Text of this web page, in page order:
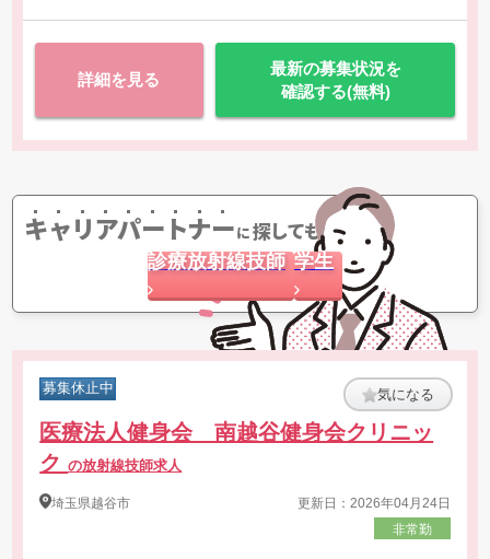
詳細を見る
最新の募集状況を
確認する(無料)
キャリアパートナーに探してもらう
診療放射線技師 学生
募集休止中 気になる
医療法人健身会 南越谷健身会クリニッ
クの放射線技師求人
埼玉県越谷市
更新日：2026年04月24日
非常勤